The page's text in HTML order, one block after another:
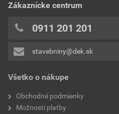
Všetko o nákupe
Obchodné podmienky
Možnosti platby
Zákaznícke centrum
0911 201 201
stavebniny@dek.sk